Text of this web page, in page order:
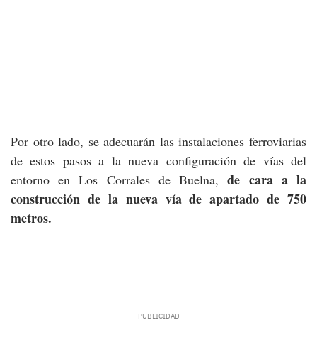
Por otro lado, se adecuarán las instalaciones ferroviarias
de estos pasos a la nueva configuración de vías del
entorno en Los Corrales de Buelna,de cara a la
construcción de la nueva vía de apartado de 750
metros.